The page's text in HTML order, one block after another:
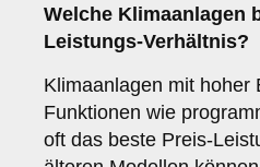
Welche Klimaanlagen
Leistungs-Verhältnis?
Klimaanlagen mit hoher
Funktionen wie
oft das beste Preis-